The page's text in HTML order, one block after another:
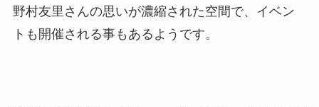
野村友里さんの思いが濃縮された空間で、イベン
トも開催される事もあるようです。